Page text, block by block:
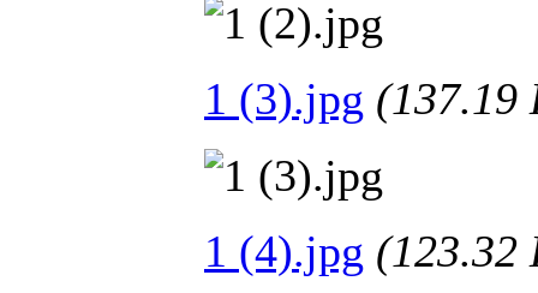
1 (3).jpg (137.19
1 (4).jpg (123.32